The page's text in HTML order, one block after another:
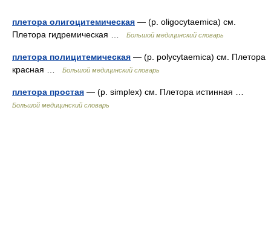
плетора олигоцитемическая — (р. oligocytaemica) см.
Плетора гидремическая …
Большой медицинский словарь
плетора полицитемическая — (р. polycytaemica) см. Плетора
красная …
Большой медицинский словарь
плетора простая — (р. simplex) см. Плетора истинная …
Большой медицинский словарь